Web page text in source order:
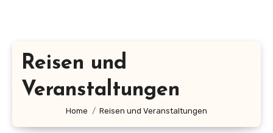
Reisen und
Veranstaltungen
Home Reisen und Veranstaltungen